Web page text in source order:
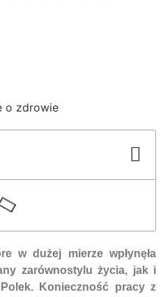
w dużej mierze wpłynęła
zarównostylu życia, jak i
Konieczność pracy z